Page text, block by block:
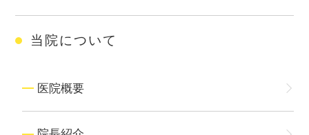
当院について
医院概要